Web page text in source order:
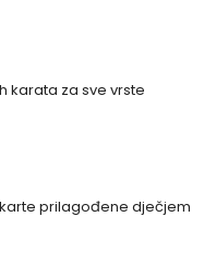
karata za sve vrste
prilagođene dječjem